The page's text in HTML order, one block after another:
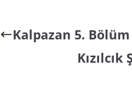
Kalpazan 5. Bölüm